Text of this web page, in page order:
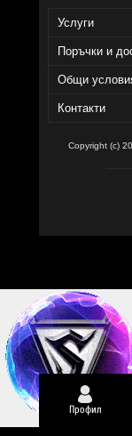
Услуги
Поръчки и
Общи
Контакти
Copyright (c)
Профил